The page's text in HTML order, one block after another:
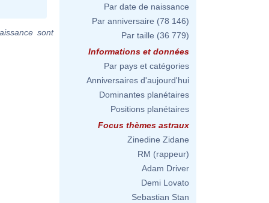
sont
Par date de naissance
Par anniversaire (78 146)
Par taille (36 779)
Informations et données
Par pays et catégories
Anniversaires d'aujourd'hui
Dominantes planétaires
Positions planétaires
Focus thèmes astraux
Zinedine Zidane
RM (rappeur)
Adam Driver
Demi Lovato
Sebastian Stan